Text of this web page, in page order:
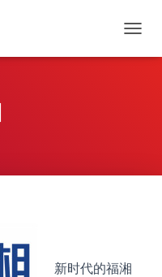
换
新时代的福湘